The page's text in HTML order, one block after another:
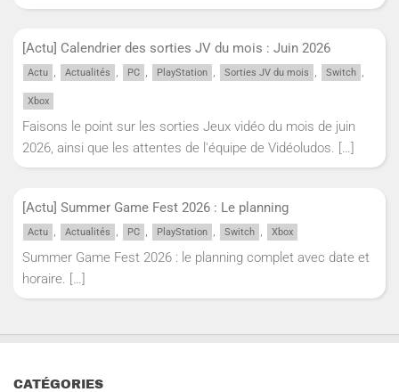
[Actu] Calendrier des sorties JV du mois : Juin 2026
Actu , Actualités , PC , PlayStation , Sorties JV du mois , Switch ,
Xbox
Faisons le point sur les sorties Jeux vidéo du mois de juin
2026, ainsi que les attentes de l'équipe de Vidéoludos. […]
[Actu] Summer Game Fest 2026 : Le planning
Actu , Actualités , PC , PlayStation , Switch , Xbox
Summer Game Fest 2026 : le planning complet avec date et
horaire. […]
CATÉGORIES